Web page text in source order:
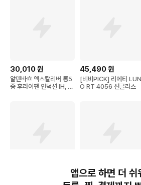
30,010원
알텐바흐 엑스칼리버 통5
중 후라이팬 인덕션 IH, 2
45,490원
[비비PICK] 리에티 LUN
O RT 4056 선글라스
4,800원
앱으로 하면 더 쉬